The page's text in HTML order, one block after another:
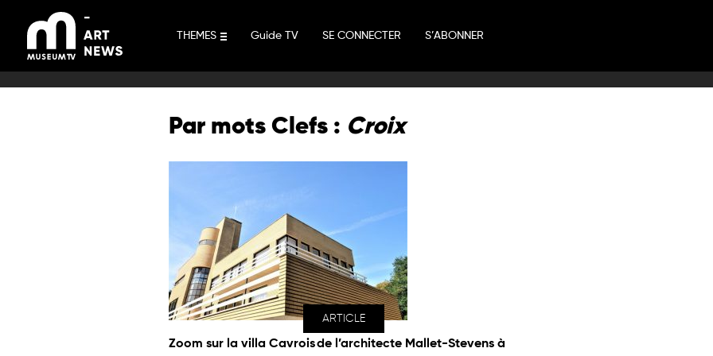
contenu
THEMES Guide TV SE CONNECTER S’ABONNER
Par mots Clefs : Croix
ARTICLE
Zoom sur la villa Cavrois de l’architecte Mallet-Stevens à